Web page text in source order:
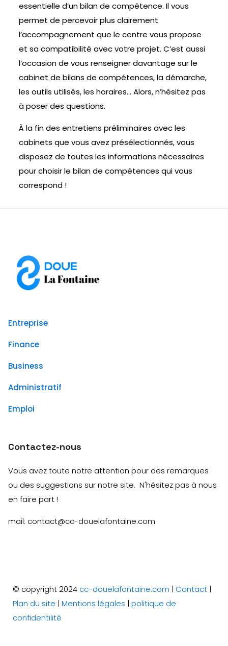
essentielle d’un bilan de compétence. Il vous
permet de percevoir plus clairement
l’accompagnement que le centre vous propose
et sa compatibilité avec votre projet. C’est aussi
l’occasion de vous renseigner davantage sur le
cabinet de bilans de compétences, la démarche,
les outils utilisés, les horaires… Alors, n’hésitez pas
à poser des questions.
À la fin des entretiens préliminaires avec les
cabinets que vous avez présélectionnés, vous
disposez de toutes les informations nécessaires
pour choisir le bilan de compétences qui vous
correspond !
Entreprise
Finance
Business
Administratif
Emploi
Contactez-nous
Vous avez toute notre attention pour des remarques
ou des suggestions sur notre site. N'hésitez pas à nous
en faire part !
mail: contact@cc-douelafontaine.com
© copyright 2024 cc-douelafontaine.com | Contact |
Plan du site |Mentions légales |politique de
confidentilité